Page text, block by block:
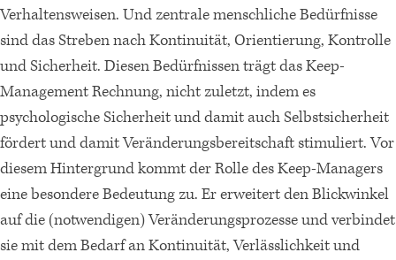
Verhaltensweisen. Und zentrale menschliche Bedürfnisse
sind das Streben nach Kontinuität, Orientierung, Kontrolle
und Sicherheit. Diesen Bedürfnissen trägt das Keep-
Management Rechnung, nicht zuletzt, indem es
psychologische Sicherheit und damit auch Selbstsicherheit
fördert und damit Veränderungsbereitschaft stimuliert. Vor
diesem Hintergrund kommt der Rolle des Keep-Managers
eine besondere Bedeutung zu. Er erweitert den Blickwinkel
auf die (notwendigen) Veränderungsprozesse und verbindet
sie mit dem Bedarf an Kontinuität, Verlässlichkeit und